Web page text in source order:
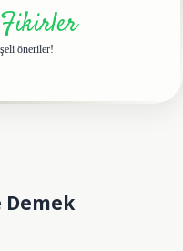
öneriler!